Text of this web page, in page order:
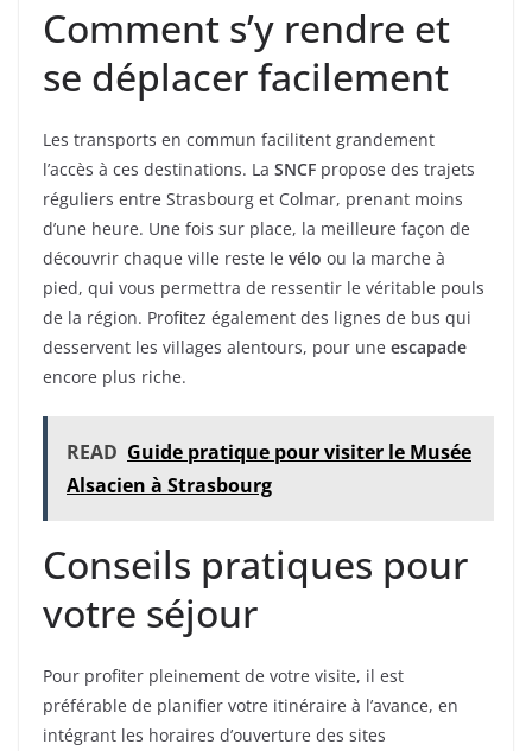
Comment s’y rendre et
se déplacer facilement
Les transports en commun facilitent grandement
l’accès à ces destinations. La SNCF propose des trajets
réguliers entre Strasbourg et Colmar, prenant moins
d’une heure. Une fois sur place, la meilleure façon de
découvrir chaque ville reste le vélo ou la marche à
pied, qui vous permettra de ressentir le véritable pouls
de la région. Profitez également des lignes de bus qui
desservent les villages alentours, pour une escapade
encore plus riche.
READ Guide pratique pour visiter le Musée
Alsacien à Strasbourg
Conseils pratiques pour
votre séjour
Pour profiter pleinement de votre visite, il est
préférable de planifier votre itinéraire à l’avance, en
intégrant les horaires d’ouverture des sites